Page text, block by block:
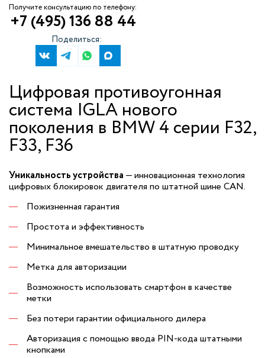
Получите консультацию по телефону:
+7 (495) 136 88 44
Поделиться:
Цифровая противоугонная
система IGLA нового
поколения в BMW 4 серии F32,
F33, F36
Уникальность устройства — инновационная технология
цифровых блокировок двигателя по штатной шине CAN.
Пожизненная гарантия
Простота и эффективность
Минимальное вмешательство в штатную проводку
Метка для авторизации
Возможность использовать смартфон в качестве
метки
Без потери гарантии официального дилера
Авторизация с помощью ввода PIN-кода штатными
кнопками